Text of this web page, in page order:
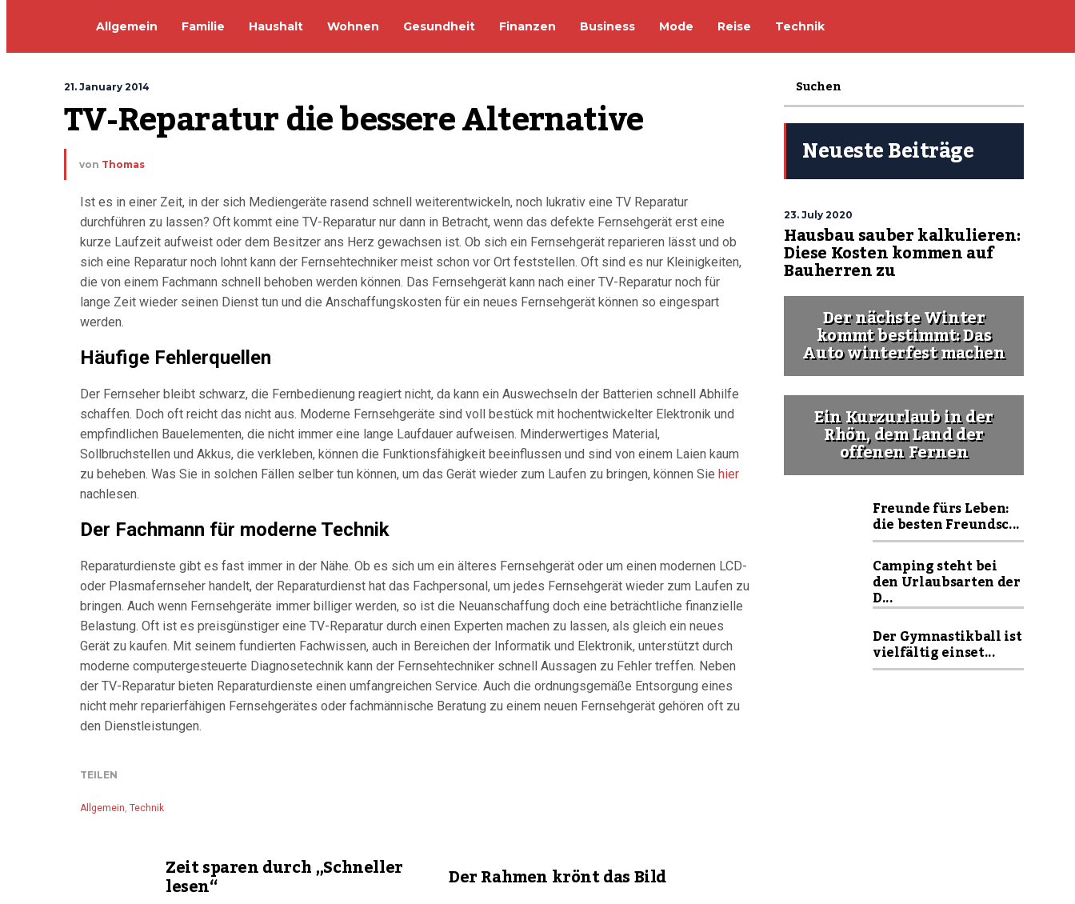
Allgemein Familie Haushalt Wohnen Gesundheit Finanzen Business Mode Reise Technik
21. January 2014
TV-Reparatur die bessere Alternative
von Thomas
Ist es in einer Zeit, in der sich Mediengeräte rasend schnell weiterentwickeln, noch lukrativ eine TV Reparatur
durchführen zu lassen? Oft kommt eine TV-Reparatur nur dann in Betracht, wenn das defekte Fernsehgerät erst eine
kurze Laufzeit aufweist oder dem Besitzer ans Herz gewachsen ist. Ob sich ein Fernsehgerät reparieren lässt und ob
sich eine Reparatur noch lohnt kann der Fernsehtechniker meist schon vor Ort feststellen. Oft sind es nur Kleinigkeiten,
die von einem Fachmann schnell behoben werden können. Das Fernsehgerät kann nach einer TV-Reparatur noch für
lange Zeit wieder seinen Dienst tun und die Anschaffungskosten für ein neues Fernsehgerät können so eingespart
werden.
Häufige Fehlerquellen
Der Fernseher bleibt schwarz, die Fernbedienung reagiert nicht, da kann ein Auswechseln der Batterien schnell Abhilfe
schaffen. Doch oft reicht das nicht aus. Moderne Fernsehgeräte sind voll bestück mit hochentwickelter Elektronik und
empfindlichen Bauelementen, die nicht immer eine lange Laufdauer aufweisen. Minderwertiges Material,
Sollbruchstellen und Akkus, die verkleben, können die Funktionsfähigkeit beeinflussen und sind von einem Laien kaum
zu beheben. Was Sie in solchen Fällen selber tun können, um das Gerät wieder zum Laufen zu bringen, können Sie hier
nachlesen.
Der Fachmann für moderne Technik
Reparaturdienste gibt es fast immer in der Nähe. Ob es sich um ein älteres Fernsehgerät oder um einen modernen LCD-
oder Plasmafernseher handelt, der Reparaturdienst hat das Fachpersonal, um jedes Fernsehgerät wieder zum Laufen zu
bringen. Auch wenn Fernsehgeräte immer billiger werden, so ist die Neuanschaffung doch eine beträchtliche finanzielle
Belastung. Oft ist es preisgünstiger eine TV-Reparatur durch einen Experten machen zu lassen, als gleich ein neues
Gerät zu kaufen. Mit seinem fundierten Fachwissen, auch in Bereichen der Informatik und Elektronik, unterstützt durch
moderne computergesteuerte Diagnosetechnik kann der Fernsehtechniker schnell Aussagen zu Fehler treffen. Neben
der TV-Reparatur bieten Reparaturdienste einen umfangreichen Service. Auch die ordnungsgemäße Entsorgung eines
nicht mehr reparierfähigen Fernsehgerätes oder fachmännische Beratung zu einem neuen Fernsehgerät gehören oft zu
den Dienstleistungen.
TEILEN
Allgemein Technik
Zeit sparen durch „Schneller
lesen“ Der Rahmen krönt das Bild
Neueste Beiträge
23. July 2020
Hausbau sauber kalkulieren:
Diese Kosten kommen auf
Bauherren zu
Der nächste Winter
kommt bestimmt: Das
Auto winterfest machen
Ein Kurzurlaub in der
Rhön, dem Land der
offenen Fernen
Freunde fürs Leben:
die besten Freundsc...
Camping steht bei
den Urlaubsarten der
D...
Der Gymnastikball ist
vielfältig einset...